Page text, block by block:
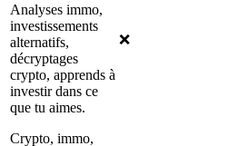
Analyses immo,
investissements
alternatifs,
décryptages
crypto, apprends à
investir dans ce
que tu aimes.
Crypto, immo,
❌